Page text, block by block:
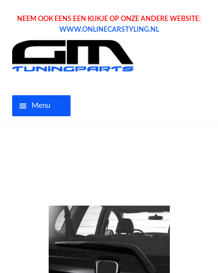
NEEM OOK EENS EEN KIJKJE OP ONZE ANDERE WEBSITE:
WWW.ONLINECARSTYLING.NL
Menu
Tuning parts
OPC Line